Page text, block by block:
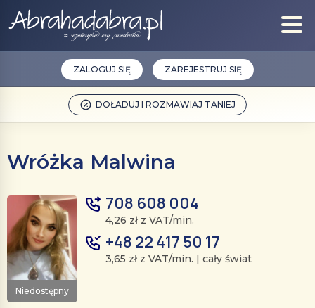
DOŁADUJ I ROZMAWIAJ TANIEJ
ZALOGUJ SIĘ ZAREJESTRUJ SIĘ
Wróżka Malwina
Niedostępny
708 608 004
4,26 zł z VAT/min.
+48 22 417 50 17
3,65 zł z VAT/min. | cały świat